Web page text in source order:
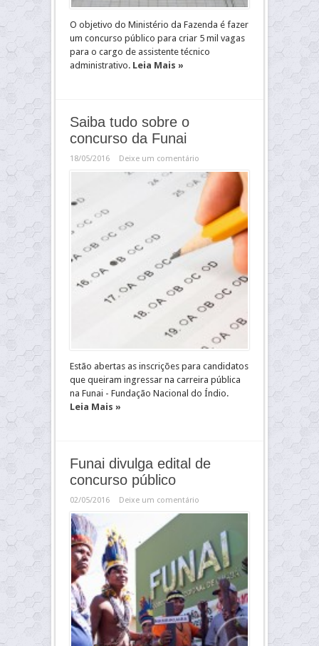
O objetivo do Ministério da Fazenda é fazer
um concurso público para criar 5 mil vagas
para o cargo de assistente técnico
administrativo. Leia Mais »
Saiba tudo sobre o
concurso da Funai
18/05/2016 Deixe um comentário
Estão abertas as inscrições para candidatos
que queiram ingressar na carreira pública
na Funai - Fundação Nacional do Índio.
Leia Mais »
Funai divulga edital de
concurso público
02/05/2016 Deixe um comentário